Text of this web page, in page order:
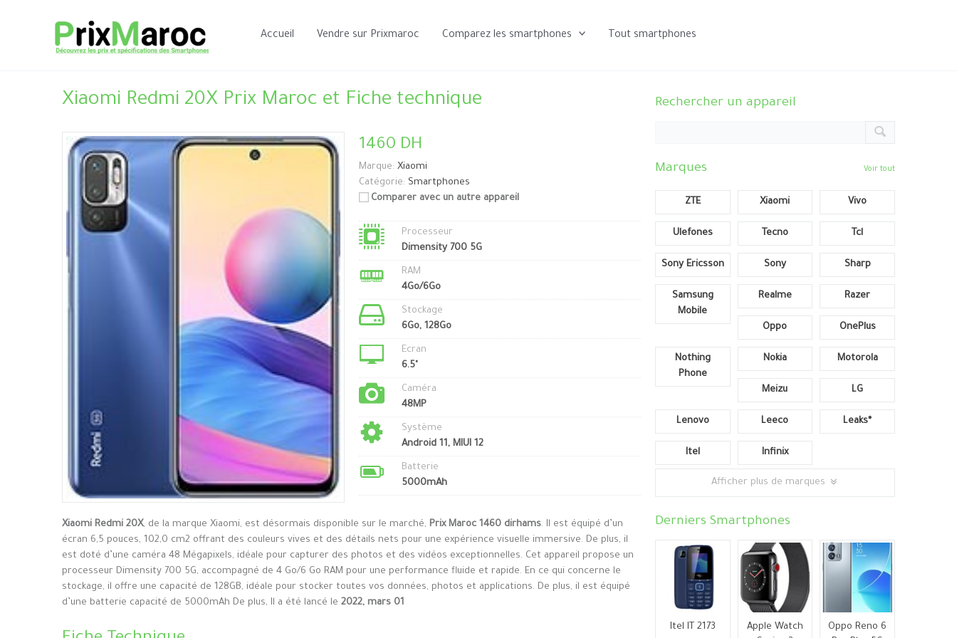
Accueil Vendre sur Prixmaroc Comparez les smartphones Tout smartphones
Xiaomi Redmi 20X Prix Maroc et Fiche technique
1460 DH
Marque: Xiaomi
Catégorie: Smartphones
Comparer avec un autre appareil
Processeur
Dimensity 700 5G
RAM
4Go/6Go
Stockage
6Go, 128Go
Ecran
6.5"
Caméra
48MP
Système
Android 11, MIUI 12
Batterie
5000mAh
Xiaomi Redmi 20X, de la marque Xiaomi, est désormais disponible sur le marché, Prix Maroc 1460 dirhams. Il est équipé d’un
écran 6,5 pouces, 102,0 cm2 offrant des couleurs vives et des détails nets pour une expérience visuelle immersive. De plus, il
est doté d’une caméra 48 Mégapixels, idéale pour capturer des photos et des vidéos exceptionnelles. Cet appareil propose un
processeur Dimensity 700 5G, accompagné de 4 Go/6 Go RAM pour une performance fluide et rapide. En ce qui concerne le
stockage, il offre une capacité de 128GB, idéale pour stocker toutes vos données, photos et applications. De plus, il est équipé
d’une batterie capacité de 5000mAh De plus, Il a été lancé le 2022, mars 01
Rechercher un appareil
Marques Voir tout
ZTE Xiaomi Vivo
Ulefones Tecno Tcl
Sony Ericsson Sony Sharp
Samsung
Mobile
Realme Razer
Oppo OnePlus
Nothing
Phone
Nokia Motorola
Meizu LG
Lenovo Leeco Leaks*
Itel Infinix
Afficher plus de marques
Derniers Smartphones
Itel IT 2173
Apple Watch
Oppo Reno 6